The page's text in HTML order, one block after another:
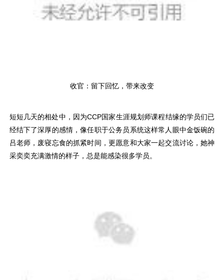
收官：留下回忆，带来改变
短短几天的相处中，因为CCP国家生涯规划师课程结缘的学员们已
经结下了深厚的感情，像任职于公务员系统这样常人眼中金饭碗的
吕老师，废寝忘食的抓紧时间，更愿意和大家一起交流讨论，她神
采奕奕充满激情的样子，总是能感染很多学员。